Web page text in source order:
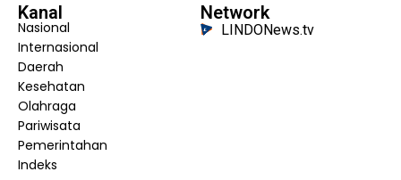
Kanal
Nasional
Internasional
Daerah
Kesehatan
Olahraga
Pariwisata
Pemerintahan
Indeks
Network
LINDONews.tv